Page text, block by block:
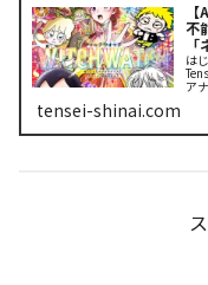
不
は
ア
tensei-shinai.com